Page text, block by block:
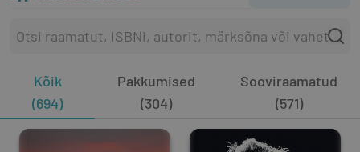
Kõik
(694)
Pakkumised
(304)
Sooviraamatud
(571)